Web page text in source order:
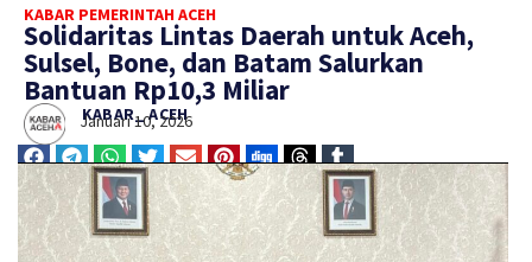
KABAR PEMERINTAH ACEH
Solidaritas Lintas Daerah untuk Aceh,
Sulsel, Bone, dan Batam Salurkan
Bantuan Rp10,3 Miliar
KABAR_ ACEH
Januari 10, 2026